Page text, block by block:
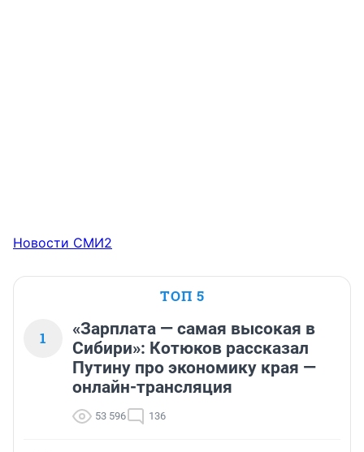
Новости СМИ2
ТОП 5
1
«Зарплата — самая высокая в
Сибири»: Котюков рассказал
Путину про экономику края —
онлайн-трансляция
53 596 136